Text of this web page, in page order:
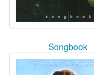
Songbook